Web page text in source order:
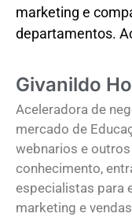
marketing e
departamentos.
Givanildo
Aceleradora de
mercado de
webnarios e
conhecimento,
especialistas para
marketing e